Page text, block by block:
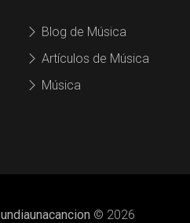
Blog de Música
Artículos de Música
Música
undiaunacancion © 2026